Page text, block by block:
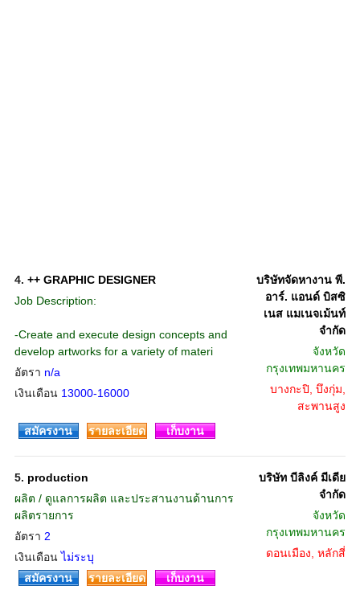
4. ++ GRAPHIC DESIGNER
Job Description:
-Create and execute design concepts and
develop artworks for a variety of materi
อัตรา n/a
เงินเดือน 13000-16000
บริษัทจัดหางาน พี.
อาร์. แอนด์ บิสซิ
เนส แมเนจเม้นท์
จำกัด
จังหวัด
กรุงเทพมหานคร
บางกะปิ, บึงกุ่ม,
สะพานสูง
สมัครงาน
รายละเอียด เก็บงาน
5. production
ผลิต / ดูแลการผลิต และประสานงานด้านการ
ผลิตรายการ
อัตรา 2
เงินเดือนไม่ระบุ
บริษัท บีลิงค์ มีเดีย
จำกัด
จังหวัด
กรุงเทพมหานคร
ดอนเมือง, หลักสี่
สมัครงาน
รายละเอียด เก็บงาน